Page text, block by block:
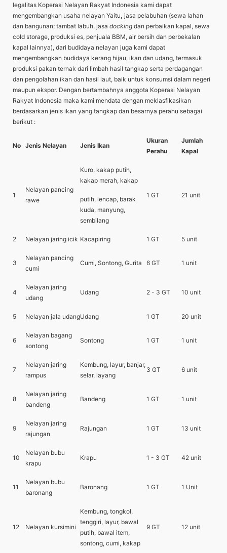
legalitas Koperasi Nelayan Rakyat Indonesia kami dapat
mengembangkan usaha nelayan Yaitu, jasa pelabuhan (sewa lahan
dan bangunan; tambat labuh, jasa docking dan perbaikan kapal, sewa
cold storage, produksi es, penjuala BBM, air bersih dan perbekalan
kapal lainnya), dari budidaya nelayan juga kami dapat
mengembangkan budidaya kerang hijau, ikan dan udang, termasuk
produksi pakan ternak dari limbah hasil tangkap serta perdagangan
dan pengolahan ikan dan hasil laut, baik untuk konsumsi dalam negeri
maupun ekspor. Dengan bertambahnya anggota Koperasi Nelayan
Rakyat Indonesia maka kami mendata dengan meklasfikasikan
berdasarkan jenis ikan yang tangkap dan besarnya perahu sebagai
berikut :
No Jenis Nelayan Jenis Ikan
Ukuran
Perahu
Jumlah
Kapal
1
Nelayan pancing
rawe
Kuro, kakap putih,
kakap merah, kakap
putih, lencap, barak
kuda, manyung,
sembilang
1 GT 21 unit
2 Nelayan jaring icik Kacapiring 1 GT 5 unit
3
Nelayan pancing
cumi
Cumi, Sontong, Gurita 6 GT 1 unit
4
Nelayan jaring
udang
Udang 2 - 3 GT 10 unit
5 Nelayan jala udangUdang 1 GT 20 unit
6
Nelayan bagang
sontong
Sontong 1 GT 1 unit
7
Nelayan jaring
rampus
Kembung, layur, banjar,
selar, layang
3 GT 6 unit
8
Nelayan jaring
bandeng
Bandeng 1 GT 1 unit
9
Nelayan jaring
rajungan
Rajungan 1 GT 13 unit
10
Nelayan bubu
krapu
Krapu 1 - 3 GT 42 unit
11
Nelayan bubu
baronang
Baronang 1 GT 1 Unit
12 Nelayan kursimini
Kembung, tongkol,
tenggiri, layur, bawal
putih, bawal item,
sontong, cumi, kakap
9 GT 12 unit